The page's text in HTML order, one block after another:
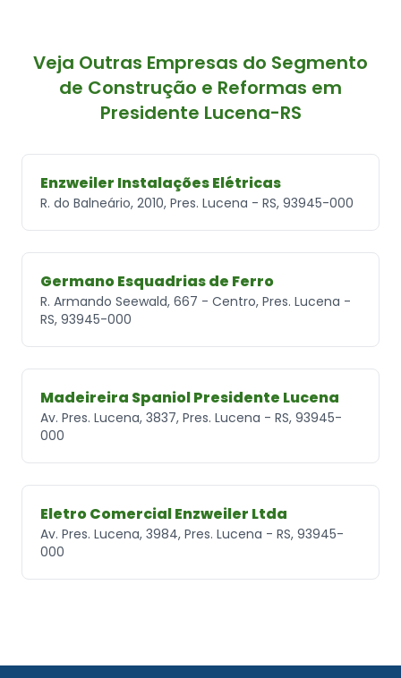
Veja Outras Empresas do Segmento
de Construção e Reformas em
Presidente Lucena-RS
Enzweiler Instalações Elétricas
R. do Balneário, 2010, Pres. Lucena - RS, 93945-000
Germano Esquadrias de Ferro
R. Armando Seewald, 667 - Centro, Pres. Lucena -
RS, 93945-000
Madeireira Spaniol Presidente Lucena
Av. Pres. Lucena, 3837, Pres. Lucena - RS, 93945-
000
Eletro Comercial Enzweiler Ltda
Av. Pres. Lucena, 3984, Pres. Lucena - RS, 93945-
000